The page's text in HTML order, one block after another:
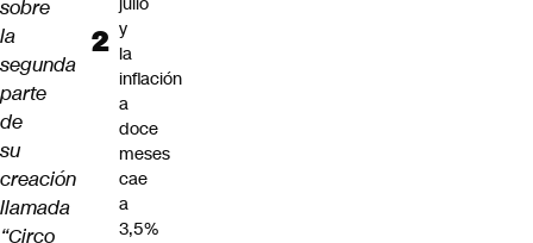
sobre
la
segunda
parte
de
su
creación
llamada
“Circo
y
la
inflación
a
doce
meses
cae
a
3,5%